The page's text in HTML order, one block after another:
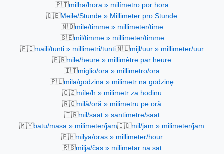
🇵🇹milha/hora » milímetro por hora
🇩🇪Meile/Stunde » Millimeter pro Stunde
🇳🇴mile/timme » millimeter/time
🇸🇪mil/timme » millimeter/timme
🇫🇮maili/tunti » millimetri/tunti🇳🇱mijl/uur » millimeter/uur
🇫🇷mile/heure » millimètre par heure
🇮🇹miglio/ora » millimetro/ora
🇵🇱mila/godzina » milimetr na godzinę
🇨🇿míle/h » milimetr za hodinu
🇷🇴milă/oră » milimetru pe oră
🇹🇷mil/saat » santimetre/saat
🇲🇾batu/masa » milimeter/jam🇮🇩mil/jam » milimeter/jam
🇵🇭milya/oras » millimeter/hour
🇷🇸milja/čas » milimetar na sat